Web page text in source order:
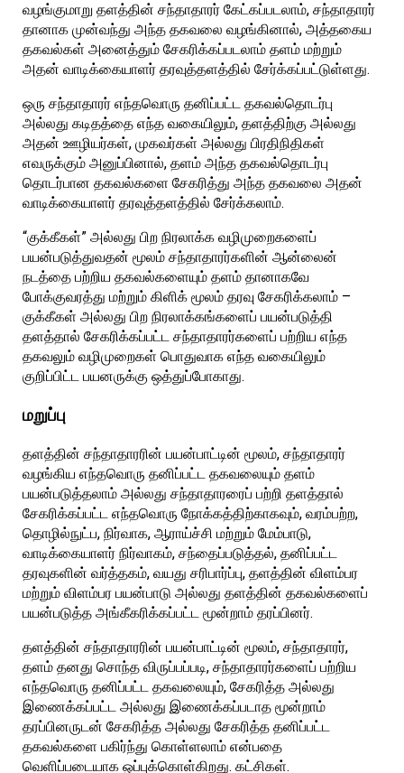
வழங்குமாறு தளத்தின் சந்தாதாரர் கேட்கப்படலாம், சந்தாதாரர்
தானாக முன்வந்து அந்த தகவலை வழங்கினால், அத்தகைய
தகவல்கள் அனைத்தும் சேகரிக்கப்படலாம் தளம் மற்றும்
அதன் வாடிக்கையாளர் தரவுத்தளத்தில் சேர்க்கப்பட்டுள்ளது.
ஒரு சந்தாதாரர் எந்தவொரு தனிப்பட்ட தகவல்தொடர்பு
அல்லது கடிதத்தை எந்த வகையிலும், தளத்திற்கு அல்லது
அதன் ஊழியர்கள், முகவர்கள் அல்லது பிரதிநிதிகள்
எவருக்கும் அனுப்பினால், தளம் அந்த தகவல்தொடர்பு
தொடர்பான தகவல்களை சேகரித்து அந்த தகவலை அதன்
வாடிக்கையாளர் தரவுத்தளத்தில் சேர்க்கலாம்.
“குக்கீகள்” அல்லது பிற நிரலாக்க வழிமுறைகளைப்
பயன்படுத்துவதன் மூலம் சந்தாதாரர்களின் ஆன்லைன்
நடத்தை பற்றிய தகவல்களையும் தளம் தானாகவே
போக்குவரத்து மற்றும் கிளிக் மூலம் தரவு சேகரிக்கலாம் –
குக்கீகள் அல்லது பிற நிரலாக்கங்களைப் பயன்படுத்தி
தளத்தால் சேகரிக்கப்பட்ட சந்தாதாரர்களைப் பற்றிய எந்த
தகவலும் வழிமுறைகள் பொதுவாக எந்த வகையிலும்
குறிப்பிட்ட பயனருக்கு ஒத்துப்போகாது.
மறுப்பு
தளத்தின் சந்தாதாரரின் பயன்பாட்டின் மூலம், சந்தாதாரர்
வழங்கிய எந்தவொரு தனிப்பட்ட தகவலையும் தளம்
பயன்படுத்தலாம் அல்லது சந்தாதாரரைப் பற்றி தளத்தால்
சேகரிக்கப்பட்ட எந்தவொரு நோக்கத்திற்காகவும், வரம்பற்ற,
தொழில்நுட்ப, நிர்வாக, ஆராய்ச்சி மற்றும் மேம்பாடு,
வாடிக்கையாளர் நிர்வாகம், சந்தைப்படுத்தல், தனிப்பட்ட
தரவுகளின் வர்த்தகம், வயது சரிபார்ப்பு, தளத்தின் விளம்பர
மற்றும் விளம்பர பயன்பாடு அல்லது தளத்தின் தகவல்களைப்
பயன்படுத்த அங்கீகரிக்கப்பட்ட மூன்றாம் தரப்பினர்.
தளத்தின் சந்தாதாரரின் பயன்பாட்டின் மூலம், சந்தாதாரர்,
தளம் தனது சொந்த விருப்பப்படி, சந்தாதாரர்களைப் பற்றிய
எந்தவொரு தனிப்பட்ட தகவலையும், சேகரித்த அல்லது
இணைக்கப்பட்ட அல்லது இணைக்கப்படாத மூன்றாம்
தரப்பினருடன் சேகரித்த அல்லது சேகரித்த தனிப்பட்ட
தகவல்களை பகிர்ந்து கொள்ளலாம் என்பதை
வெளிப்படையாக ஒப்புக்கொள்கிறது. கட்சிகள்.